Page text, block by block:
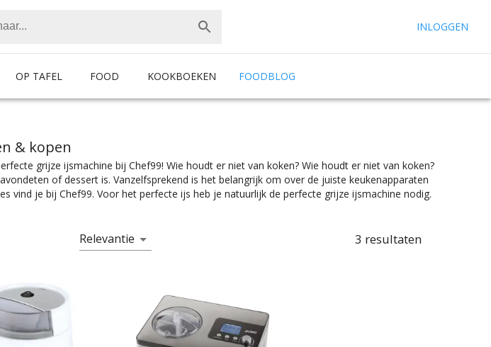
INLOGGEN
OP TAFEL FOOD KOOKBOEKEN FOODBLOG
& kopen
grijze ijsmachine bij Chef99! Wie houdt er niet van koken? Wie houdt er niet van koken?
of dessert is. Vanzelfsprekend is het belangrijk om over de juiste keukenapparaten
vind je bij Chef99. Voor het perfecte ijs heb je natuurlijk de perfecte grijze ijsmachine nodig.
Of je nou een ijsmachine zoekt die zelf vriezend is of eentje met koelelement, je
En met ook nog eens de juiste merkselectie vind je makkelijk jouw favoriete merk.
Relevantie 3 resultaten